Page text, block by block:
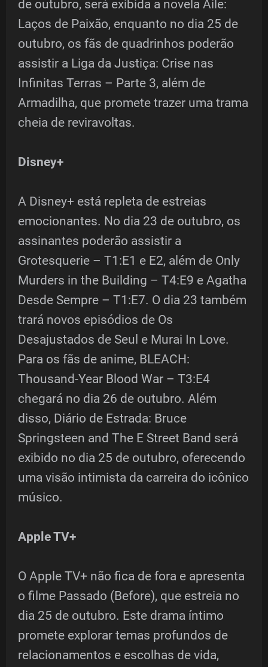
de outubro, será exibida a novela Aile:
Laços de Paixão, enquanto no dia 25 de
outubro, os fãs de quadrinhos poderão
assistir a Liga da Justiça: Crise nas
Infinitas Terras – Parte 3, além de
Armadilha, que promete trazer uma trama
cheia de reviravoltas.
Disney+
A Disney+ está repleta de estreias
emocionantes. No dia 23 de outubro, os
assinantes poderão assistir a
Grotesquerie – T1:E1 e E2, além de Only
Murders in the Building – T4:E9 e Agatha
Desde Sempre – T1:E7. O dia 23 também
trará novos episódios de Os
Desajustados de Seul e Murai In Love.
Para os fãs de anime, BLEACH:
Thousand-Year Blood War – T3:E4
chegará no dia 26 de outubro. Além
disso, Diário de Estrada: Bruce
Springsteen and The E Street Band será
exibido no dia 25 de outubro, oferecendo
uma visão intimista da carreira do icônico
músico.
Apple TV+
O Apple TV+ não fica de fora e apresenta
o filme Passado (Before), que estreia no
dia 25 de outubro. Este drama íntimo
promete explorar temas profundos de
relacionamentos e escolhas de vida,